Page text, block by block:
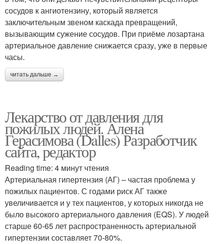
сосудов к ангиотензину, который является
заключительным звеном каскада превращений,
вызывающим сужение сосудов. При приёме лозартана
артериальное давление снижается сразу, уже в первые
часы.
читать дальше →
Лекарство от давления для
пожилых людей. Алена
Герасимова (Dalles) Разработчик
сайта, редактор
Reading time: 4 минут чтения
Артериальная гипертензия (АГ) – частая проблема у
пожилых пациентов. С годами риск АГ также
увеличивается и у тех пациентов, у которых никогда не
было высокого артериального давления (EQS). У людей
старше 60-65 лет распространенность артериальной
гипертензии составляет 70-80%.